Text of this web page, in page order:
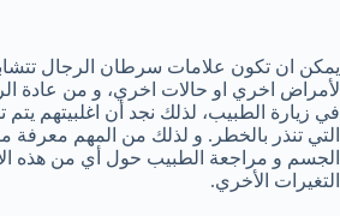
يمكن ان تكون علامات سرطان الرجال
لأمراض اخري او حالات اخري، و من عادة
في زيارة الطبيب، لذلك نجد أن اغلبيتهم يتم
التي تنذر بالخطر. و لذلك من المهم معرفة
الجسم و مراجعة الطبيب حول أي من هذه
التغيرات الأخري.